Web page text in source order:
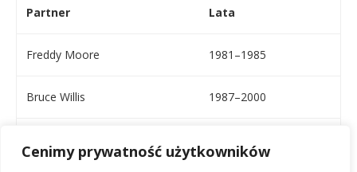
Cenimy prywatność użytkowników
Partner Lata
Freddy Moore 1981–1985
Bruce Willis 1987–2000